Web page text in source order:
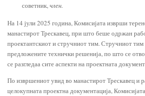
советник,член.
На 14 јули 2025 година, Комисијата изврши
манастирот Трескавец, при што беше одржан
проектантскиот и стручниот тим. Стручниот
предложените технички решенија, по што се
се разгледаа сите аспекти на проектната
По извршениот увид во манастирот Трескавец и
целокупната проектна документација,